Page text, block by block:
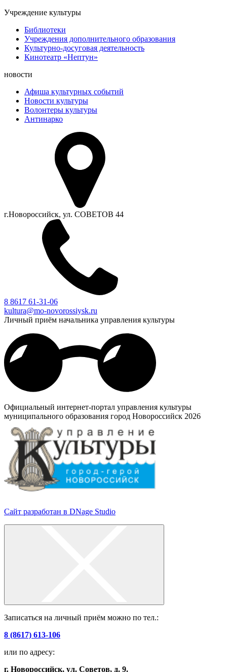
Учреждение культуры
Библиотеки
Учреждения дополнительного образования
Культурно-досуговая деятельность
Кинотеатр «Нептун»
новости
Афиша культурных событий
Новости культуры
Волонтеры культуры
Антинарко
г.Новороссийск, ул. СОВЕТОВ 44
8 8617 61-31-06
kultura@mo-novorossiysk.ru
Личный приём начальника управления культуры
Официальный интернет-портал управления культуры
муниципального образования город Новороссийск 2026
Сайт разработан в DNage Studio
Записаться на личный приём можно по тел.:
8 (8617) 613-106
или по адресу:
г. Новороссийск, ул. Советов, д. 9.